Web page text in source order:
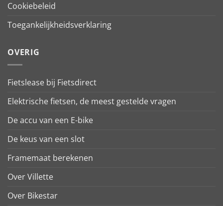
Cookiebeleid
Toegankelijkheidsverklaring
OVERIG
Fietslease bij Fietsdirect
Elektrische fietsen, de meest gestelde vragen
De accu van een E-bike
De keus van een slot
Framemaat berekenen
Over Villette
Over Bikestar